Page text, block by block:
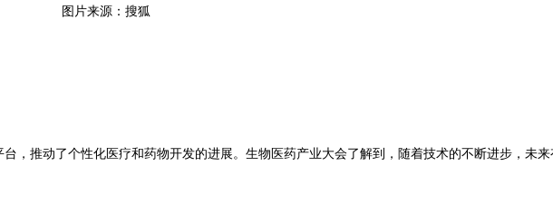
图片来源：搜狐
，推动了个性化医疗和药物开发的进展。生物医药产业大会了解到，随着技术的不断进步，未